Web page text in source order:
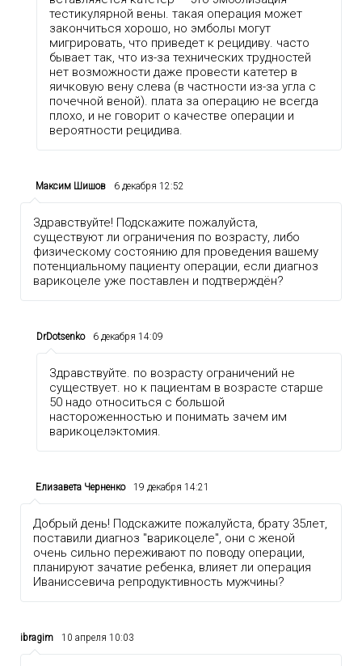
тестикулярной вены. такая операция может
закончиться хорошо, но эмболы могут
мигрировать, что приведет к рецидиву. часто
бывает так, что из-за технических трудностей
нет возможности даже провести катетер в
яичковую вену слева (в частности из-за угла с
почечной веной). плата за операцию не всегда
плохо, и не говорит о качестве операции и
вероятности рецидива.
Максим Шишов 6 декабря 12:52
Здравствуйте! Подскажите пожалуйста,
существуют ли ограничения по возрасту, либо
физическому состоянию для проведения вашему
потенциальному пациенту операции, если диагноз
варикоцеле уже поставлен и подтверждён?
DrDotsenko 6 декабря 14:09
Здравствуйте. по возрасту ограничений не
существует. но к пациентам в возрасте старше
50 надо относиться с большой
настороженностью и понимать зачем им
варикоцелэктомия.
Елизавета Черненко 19 декабря 14:21
Добрый день! Подскажите пожалуйста, брату 35лет,
поставили диагноз "варикоцеле", они с женой
очень сильно переживают по поводу операции,
планируют зачатие ребенка, влияет ли операция
Иваниссевича репродуктивность мужчины?
ibragim 10 апреля 10:03